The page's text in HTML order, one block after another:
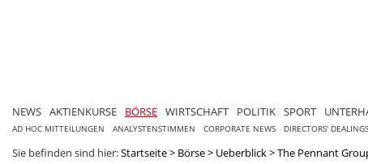
NEWS AKTIENKURSE BÖRSE WIRTSCHAFT POLITIK SPORT
AD HOC MITTEILUNGEN ANALYSTENSTIMMEN CORPORATE NEWS DIRECTORS' DEALINGS
Sie befinden sind hier:Startseite> Börse> Ueberblick>The Pennant